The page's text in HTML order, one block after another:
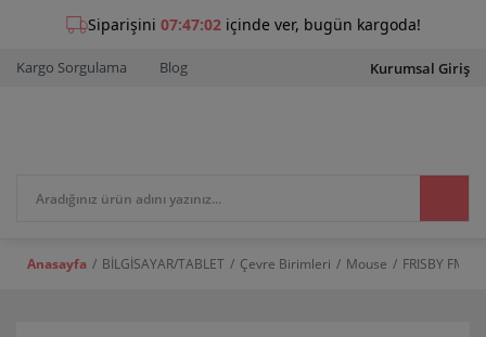
Kargo Sorgulama Blog Kurumsal Giriş
Anasayfa BİLGİSAYAR/TABLET Çevre Birimleri Mouse FRISBY FM-